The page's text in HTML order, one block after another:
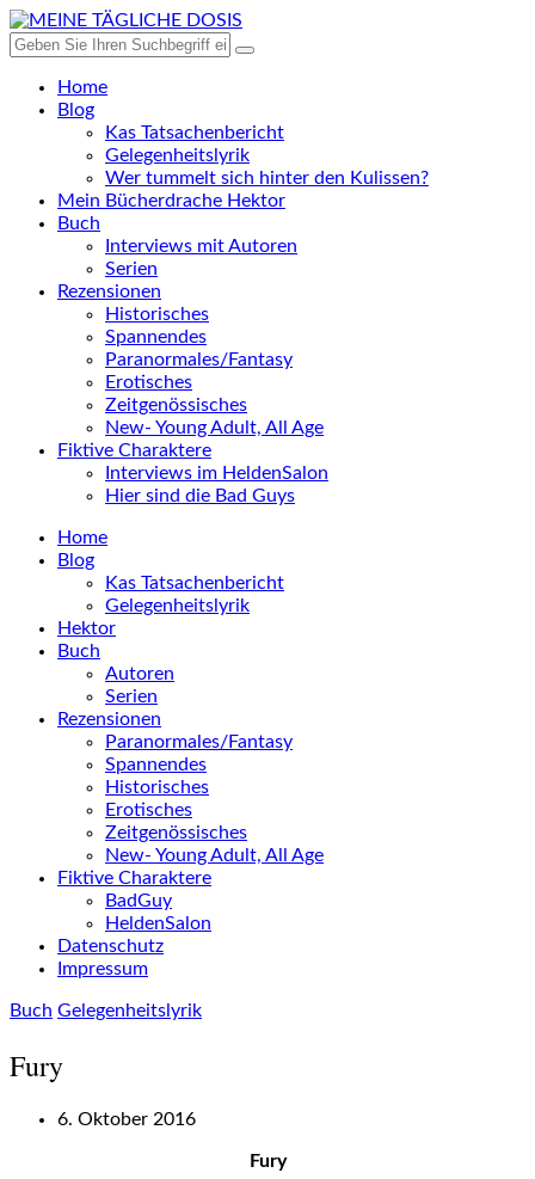
Home
Blog
Kas Tatsachenbericht
Gelegenheitslyrik
Wer tummelt sich hinter den Kulissen?
Mein Bücherdrache Hektor
Buch
Interviews mit Autoren
Serien
Rezensionen
Historisches
Spannendes
Paranormales/Fantasy
Erotisches
Zeitgenössisches
New- Young Adult, All Age
Fiktive Charaktere
Interviews im HeldenSalon
Hier sind die Bad Guys
Home
Blog
Kas Tatsachenbericht
Gelegenheitslyrik
Hektor
Buch
Autoren
Serien
Rezensionen
Paranormales/Fantasy
Spannendes
Historisches
Erotisches
Zeitgenössisches
New- Young Adult, All Age
Fiktive Charaktere
BadGuy
HeldenSalon
Datenschutz
Impressum
Buch Gelegenheitslyrik
Fury
6. Oktober 2016
Fury